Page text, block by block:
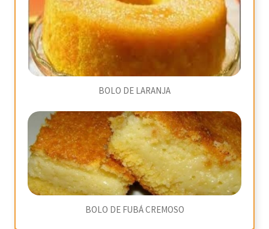
BOLO DE LARANJA
BOLO DE FUBÁ CREMOSO